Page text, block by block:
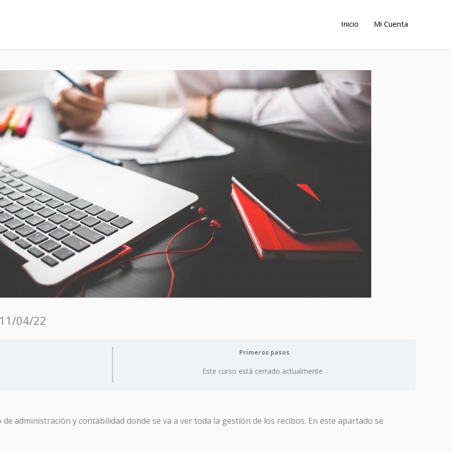
Inicio Mi Cuenta
04/22
Primeros pasos
Este curso está cerrado actualmente
administración y contabilidad donde se va a ver toda la gestión de los recibos. En este apartado se